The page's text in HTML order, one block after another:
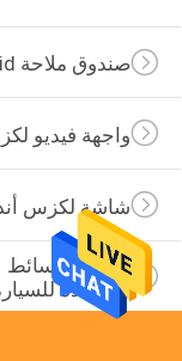
صندوق ملاحة Android
واجهة فيديو
شاشة لكزس
عرض الوسائط
المتعددة